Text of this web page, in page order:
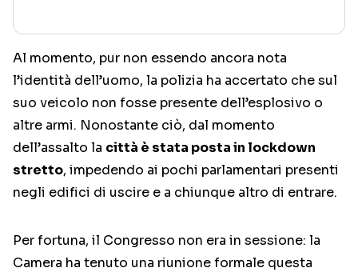
Al momento, pur non essendo ancora nota
l’identità dell’uomo, la polizia ha accertato che sul
suo veicolo non fosse presente dell’esplosivo o
altre armi. Nonostante ciò, dal momento
dell’assalto la città è stata posta in lockdown
stretto, impedendo ai pochi parlamentari presenti
negli edifici di uscire e a chiunque altro di entrare.
Per fortuna, il Congresso non era in sessione: la
Camera ha tenuto una riunione formale questa